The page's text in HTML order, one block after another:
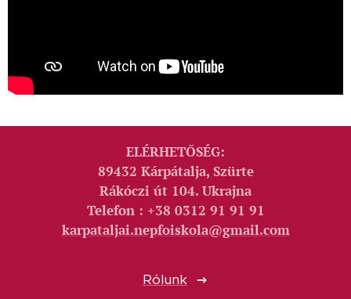
ELÉRHETŐSÉG:
89432 Kárpátalja, Szürte
Rákóczi út 104. Ukrajna
Telefon : +38 0312 91 91 91
karpataljai.nepfoiskola@gmail.com
Rólunk